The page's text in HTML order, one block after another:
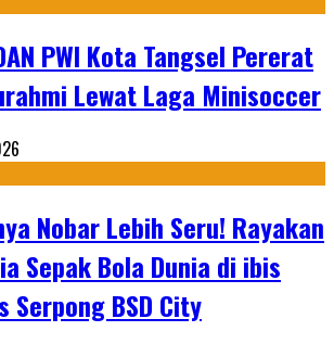
PWI Kota Tangsel Pererat
Lewat Laga Minisoccer
Nobar Lebih Seru! Rayakan
Sepak Bola Dunia di ibis
Serpong BSD City